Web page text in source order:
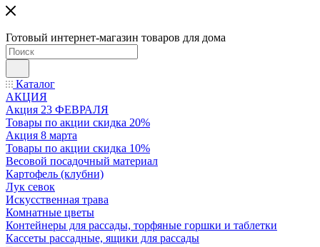
Готовый интернет-магазин товаров для дома
Каталог
АКЦИЯ
Акция 23 ФЕВРАЛЯ
Товары по акции скидка 20%
Акция 8 марта
Товары по акции скидка 10%
Весовой посадочный материал
Картофель (клубни)
Лук севок
Искусственная трава
Комнатные цветы
Контейнеры для рассады, торфяные горшки и таблетки
Кассеты рассадные, ящики для рассады